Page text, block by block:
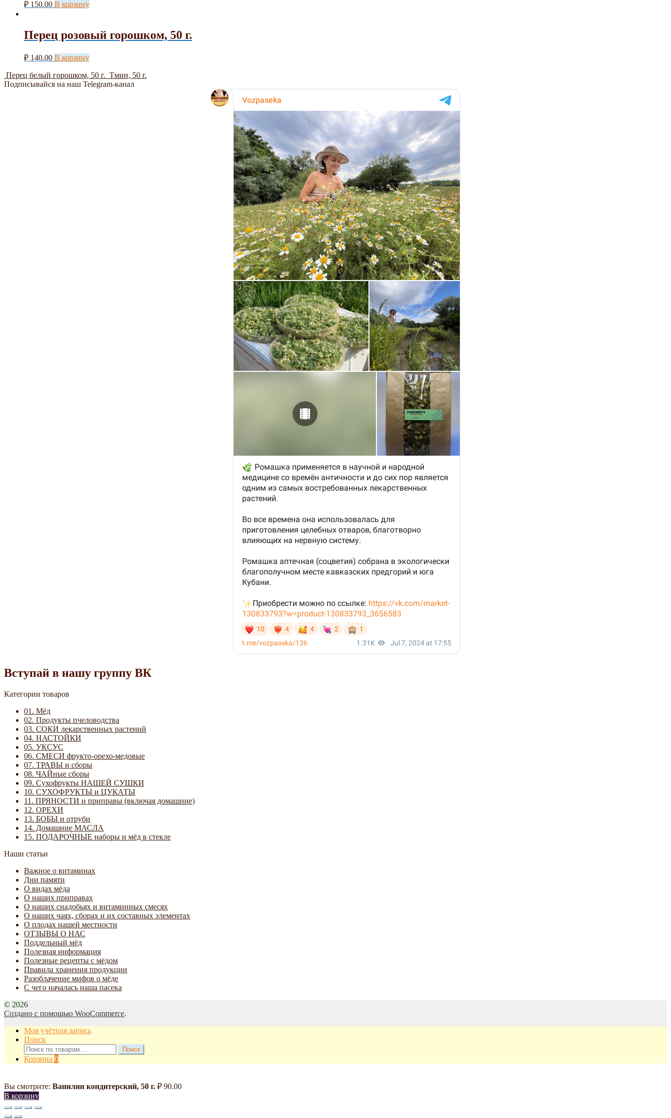
₽ 150.00 В корзину
Перец розовый горошком, 50 г.
₽ 140.00 В корзину
Перец белый горошком, 50 г. Тмин, 50 г.
Подписывайся на наш Telegram-канал
Вступай в нашу группу ВК
Категории товаров
01. Мёд
02. Продукты пчеловодства
03. СОКИ лекарственных растений
04. НАСТОЙКИ
05. УКСУС
06. СМЕСИ фрукто-орехо-медовые
07. ТРАВЫ и сборы
08. ЧАЙные сборы
09. Сухофрукты НАШЕЙ СУШКИ
10. СУХОФРУКТЫ и ЦУКАТЫ
11. ПРЯНОСТИ и приправы (включая домашние)
12. ОРЕХИ
13. БОБЫ и отруби
14. Домашние МАСЛА
15. ПОДАРОЧНЫЕ наборы и мёд в стекле
Наши статьи
Важное о витаминах
Дни памяти
О видах мёда
О наших приправах
О наших снадобьях и витаминных смесях
О наших чаях, сборах и их составных элементах
О плодах нашей местности
ОТЗЫВЫ О НАС
Поддельный мёд
Полезная информация
Полезные рецепты с мёдом
Правила хранения продукции
Разоблачение мифов о мёде
С чего началась наша пасека
© 2026
Создано с помощью WooCommerce.
Моя учётная запись
Поиск
Искать:
Поиск
Корзина 0
Вы смотрите: Ванилин кондитерский, 50 г. ₽ 90.00
В корзину